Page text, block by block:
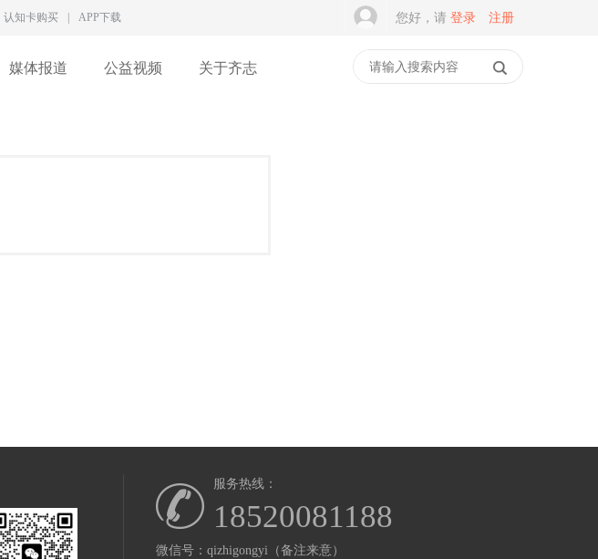
认知卡购买 APP下载 您好，请 登录 注册
媒体报道 公益视频 关于齐志
服务热线：
18520081188
微信号：qizhigongyi（备注来意）